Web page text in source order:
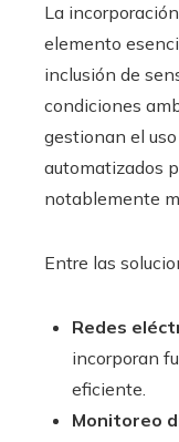
La
elemento
inclusión de
condiciones
gestionan el
automatizados
notablemente
Entre las
Redes
incorporan
eficiente.
Monitoreo